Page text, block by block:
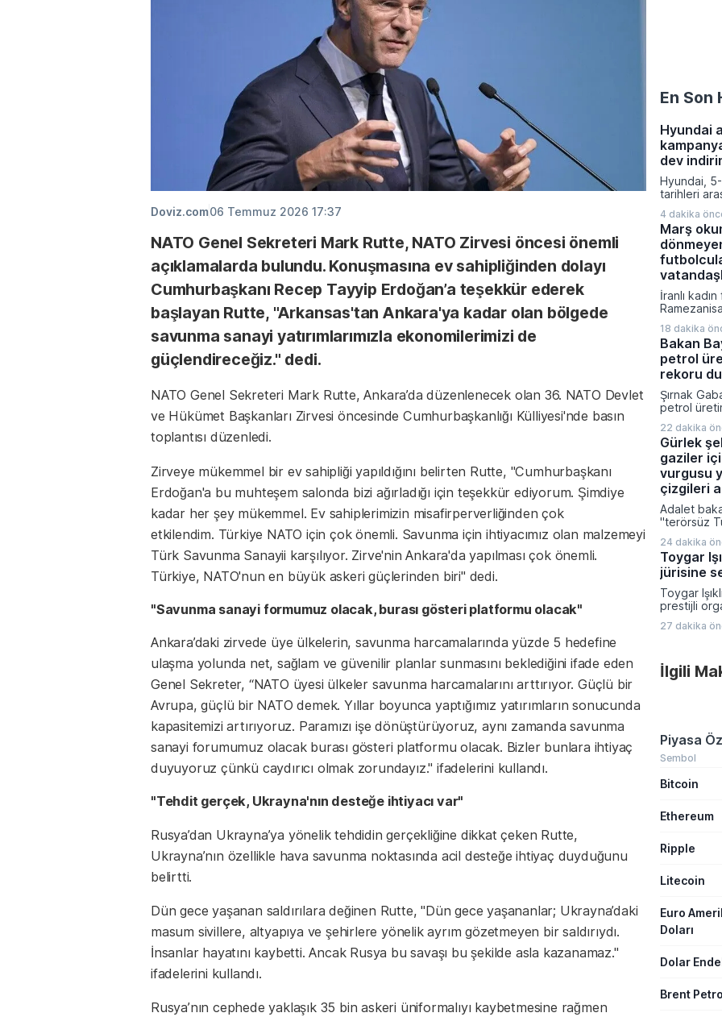
Doviz.com06 Temmuz 2026 17:37
NATO Genel Sekreteri Mark Rutte, NATO Zirvesi öncesi önemli
açıklamalarda bulundu. Konuşmasına ev sahipliğinden dolayı
Cumhurbaşkanı Recep Tayyip Erdoğan’a teşekkür ederek
başlayan Rutte, "Arkansas'tan Ankara'ya kadar olan bölgede
savunma sanayi yatırımlarımızla ekonomilerimizi de
güçlendireceğiz." dedi.
NATO Genel Sekreteri Mark Rutte, Ankara’da düzenlenecek olan 36.⁠ ⁠NATO Devlet
ve Hükümet Başkanları Zirvesi öncesinde Cumhurbaşkanlığı Külliyesi'nde basın
toplantısı düzenledi.
Zirveye mükemmel bir ev sahipliği yapıldığını belirten Rutte, "Cumhurbaşkanı
Erdoğan'a bu muhteşem salonda bizi ağırladığı için teşekkür ediyorum. Şimdiye
kadar her şey mükemmel. Ev sahiplerimizin misafirperverliğinden çok
etkilendim. Türkiye NATO için çok önemli. Savunma için ihtiyacımız olan malzemeyi
Türk Savunma Sanayii karşılıyor. Zirve'nin Ankara'da yapılması çok önemli.
Türkiye, NATO'nun en büyük askeri güçlerinden biri" dedi.
"Savunma sanayi formumuz olacak, burası gösteri platformu olacak"
Ankara’daki zirvede üye ülkelerin, savunma harcamalarında yüzde 5 hedefine
ulaşma yolunda net, sağlam ve güvenilir planlar sunmasını beklediğini ifade eden
Genel Sekreter, “NATO üyesi ülkeler savunma harcamalarını arttırıyor. Güçlü bir
Avrupa, güçlü bir NATO demek. Yıllar boyunca yaptığımız yatırımların sonucunda
kapasitemizi artırıyoruz. Paramızı işe dönüştürüyoruz, aynı zamanda savunma
sanayi forumumuz olacak burası gösteri platformu olacak. Bizler bunlara ihtiyaç
duyuyoruz çünkü caydırıcı olmak zorundayız." ifadelerini kullandı.
"Tehdit gerçek, Ukrayna'nın desteğe ihtiyacı var"
Rusya’dan Ukrayna’ya yönelik tehdidin gerçekliğine dikkat çeken Rutte,
Ukrayna’nın özellikle hava savunma noktasında acil desteğe ihtiyaç duyduğunu
belirtti.
Dün gece yaşanan saldırılara değinen Rutte, "Dün gece yaşananlar; Ukrayna’daki
masum sivillere, altyapıya ve şehirlere yönelik ayrım gözetmeyen bir saldırıydı.
İnsanlar hayatını kaybetti. Ancak Rusya bu savaşı bu şekilde asla kazanamaz."
ifadelerini kullandı.
Rusya’nın cephede yaklaşık 35 bin askeri üniformalıyı kaybetmesine rağmen
En Son
Hyundai
dev
Hyundai,
tarihleri
Bazı Style
TL’ye
sunulurken
donanımlı
TL
aylık
kredisi
i30 ve
satış
bankalara
seçenekleri
4 dakika
Marş
İranlı
kararı aldı.
alan
ardından
reddeden
sığınma
oldu.
18 dakika
Bakan
petrol
rekoru
Şırnak
petrol
Bölgede
ortamıyla
bu yana
üzerinde
22 dakika
Gürlek
gaziler
vurgusu
çizgileri
Adalet
"terörsüz
silah
şartıyla
kapıları
24 dakika
Toygar
jürisine
Toygar
prestijli
Ödülleri'nin
yapımcı,
27 dakika
İlgili
Piyasa
Sembol
Bitcoin
Ethereum
Ripple
Litecoin
Euro
Doları
Dolar
Brent